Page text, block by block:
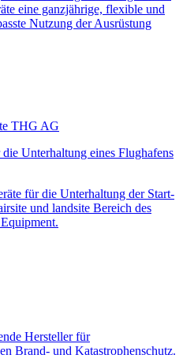
eine ganzjährige, flexible und
Nutzung der Ausrüstung
Unterhaltung eines Flughafens
für die Unterhaltung der Start-
und landsite Bereich des
Hersteller für
Brand- und Katastrophenschutz.